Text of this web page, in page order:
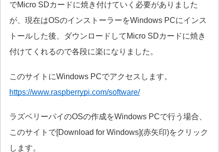
でMicro SDカードに焼き付けていく必要がありました
が、現在はOSのインストーラーをWindows PCにインス
トールした後、ダウンロードしてMicro SDカードに焼き
付けてくれるので各段に楽になりました。
このサイトにWindows PCでアクセスします。
https://www.raspberrypi.com/software/
ラズベリーパイのOSの作成をWindows PCで行う場合、
このサイトで[Download for Windows](赤矢印)をクリック
します。